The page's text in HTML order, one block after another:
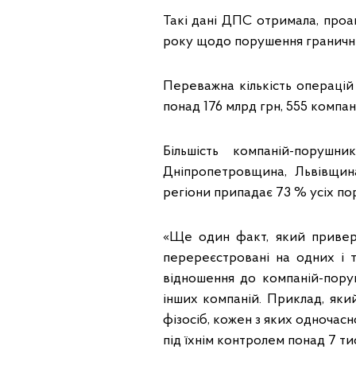
Такі дані ДПС отримала,
року щодо порушення
Переважна кількість
понад 176 млрд грн, 555
Більшість компаній-
Дніпропетровщина,
регіони припадає 73 % усіх
«Ще один факт, який
перереєстровані на одних і
відношення до компаній-
інших компаній. Приклад,
фізосіб, кожен з яких
під їхнім контролем понад 7